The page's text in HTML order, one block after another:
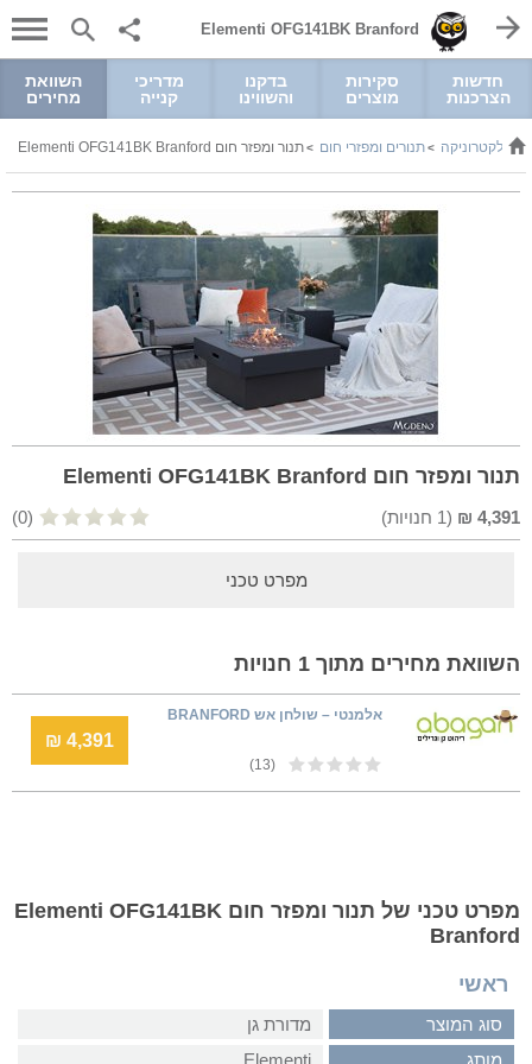
Elementi OFG141BK Branford
חדשות
הצרכנות
סקירות
מוצרים
בדקנו
והשווינו
מדריכי
קנייה
השוואת
מחירים
ואלקטרוניקה >תנורים ומפזרי חום >תנור ומפזר חום Elementi OFG141BK Branford
תנור ומפזר חום Elementi OFG141BK Branford
4,391
₪
(
1 חנויות) (0)
מפרט טכני
השוואת מחירים מתוך 1 חנויות
אלמנטי – שולחן אש BRANFORD
(13)
4,391 ₪
מפרט טכני של תנור ומפזר חום Elementi OFG141BK
Branford
ראשי
סוג המוצר
מדורת גן
מותג
Elementi